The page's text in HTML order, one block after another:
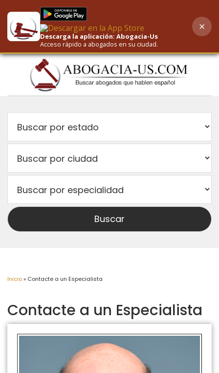
AI-Powered Search
Inicio» Contacte a un Especialista
Contacte a un Especialista
Descarga la aplicación: Abogacia-Us
Acceso rápido a abogados en su ciudad.
×